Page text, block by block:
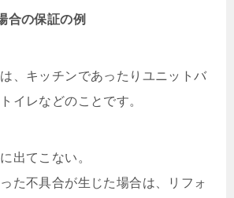
合の保証の例
、キッチンであったりユニットバ
イレなどのことです。
出てこない。
た不具合が生じた場合は、リフォ